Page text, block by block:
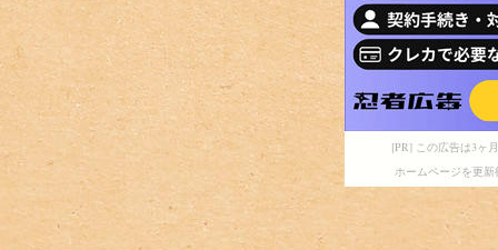
[PR] この広告は3ヶ
ホームページを更